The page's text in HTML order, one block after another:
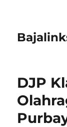
DJP